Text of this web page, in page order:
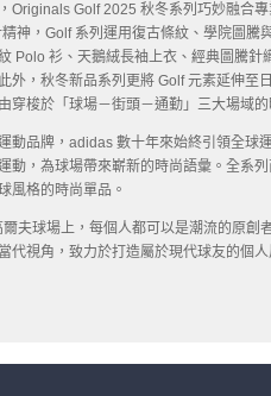
Originals Golf 2025 秋冬系列巧妙融合
神，Golf 系列運用復古條紋、學院圖
Polo 衫、天鵝絨長袖上衣、經典圖騰
外，秋冬新品系列更將 Golf 元素延伸
穿梭於「球場－街頭－通勤」三大場域
動品牌，adidas 數十年來始終引領全
動，為球場帶來嶄新的時尚語彙。全系
風格的時尚單品。
夫球場上，每個人都可以是潮流的原
代視角，致力於打造屬於現代球友的個